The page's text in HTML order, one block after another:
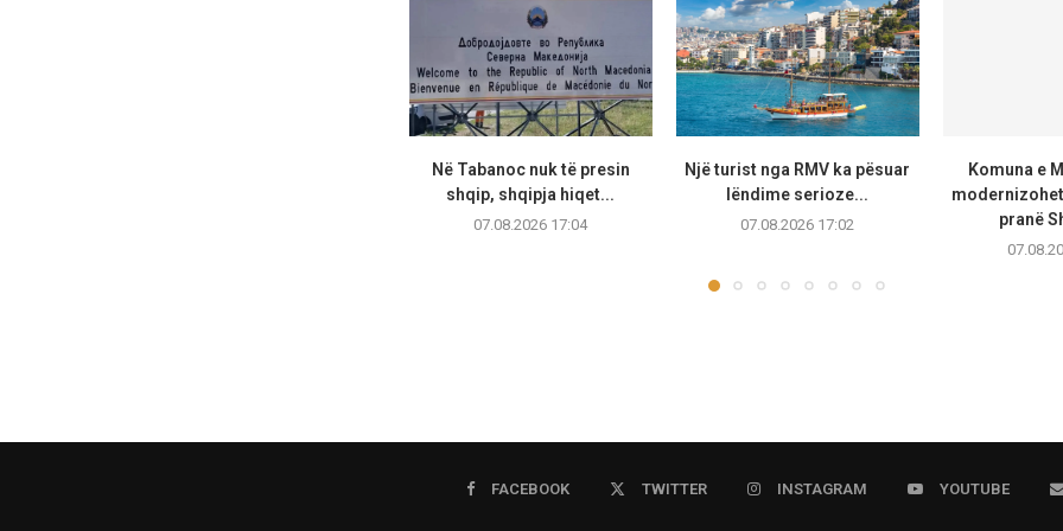
Në Tabanoc nuk të presin
shqip, shqipja hiqet...
07.08.2026 17:04
Një turist nga RMV ka pësuar
lëndime serioze...
07.08.2026 17:02
Komuna e
pranë
FACEBOOK TWITTER INSTAGRAM YOUTUBE